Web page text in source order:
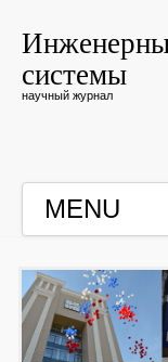
системы
научный журнал
MENU